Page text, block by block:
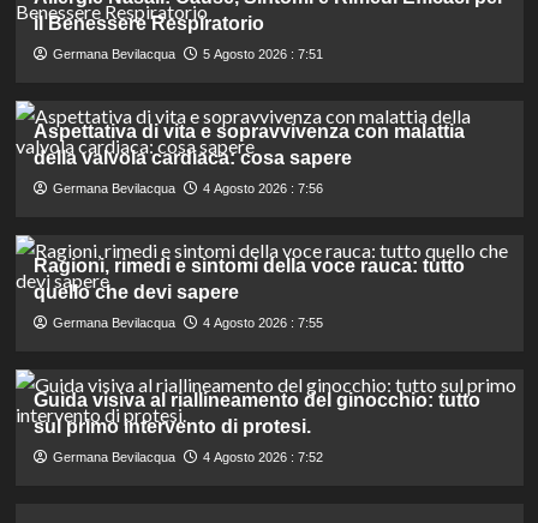
il Benessere Respiratorio
Germana Bevilacqua 5 Agosto 2026 : 7:51
Aspettativa di vita e sopravvivenza con malattia
della valvola cardiaca: cosa sapere
Germana Bevilacqua 4 Agosto 2026 : 7:56
Ragioni, rimedi e sintomi della voce rauca: tutto
quello che devi sapere
Germana Bevilacqua 4 Agosto 2026 : 7:55
Guida visiva al riallineamento del ginocchio: tutto
sul primo intervento di protesi.
Germana Bevilacqua 4 Agosto 2026 : 7:52